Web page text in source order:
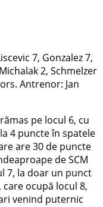
7, Gonzalez 7,
2, Schmelzer
Antrenor: Jan
pe locul 6, cu
4 puncte în spatele
are 30 de puncte
de SCM
7, la doar un punct
care ocupă locul 8,
venind puternic